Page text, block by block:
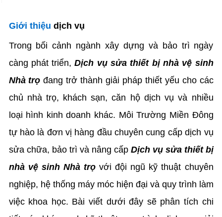
Giới thiệu dịch vụ
Trong bối cảnh ngành xây dựng và bảo trì ngày
càng phát triển,Dịch vụ sửa thiết bị nhà vệ sinh
Nhà trọ đang trở thành giải pháp thiết yếu cho các
chủ nhà trọ, khách sạn, căn hộ dịch vụ và nhiều
loại hình kinh doanh khác. Môi Trường Miền Đông
tự hào là đơn vị hàng đầu chuyên cung cấp dịch vụ
sửa chữa, bảo trì và nâng cấp Dịch vụ sửa thiết bị
nhà vệ sinh Nhà trọvới đội ngũ kỹ thuật chuyên
nghiệp, hệ thống máy móc hiện đại và quy trình làm
việc khoa học. Bài viết dưới đây sẽ phân tích chi